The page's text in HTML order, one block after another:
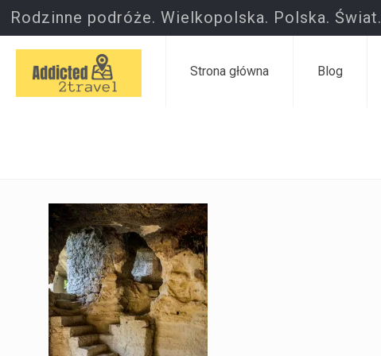
Rodzinne podróże. Wielkopolska. Polska. Świat.
Strona główna Blog